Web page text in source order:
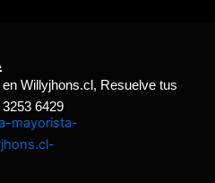
Willyjhons.cl, Resuelve tus
6429